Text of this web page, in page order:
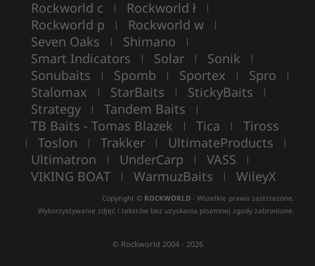
Rockworld c | Rockworld ł |
Rockworld p | Rockworld w |
Seven Oaks | Shimano |
Smart Indicators | Solar | Sonik |
Sonubaits | Spomb | Sportex | Spro |
Stalomax | StarBaits | StickyBaits |
Strategy | Tandem Baits |
TB Baits - Tomas Blazek | Tica | Tiross
| Toslon | Trakker | UltimateProducts |
Ultimatron | UnderCarp | VASS |
VIKING BOAT | WarmuzBaits | WileyX
Copyright © ROCKWORLD - Wszelkie prawa zastrzeżone.
Wykorzystywanie zdjęć i tekstów bez uzyskania pisemnej zgody zabronione.
© Rockworld 2004 - 2026